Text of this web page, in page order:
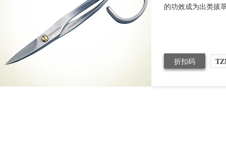
的功效成为出类拔
折扣码